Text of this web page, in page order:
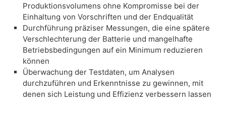
Produktionsvolumens ohne Kompromisse bei der
Einhaltung von Vorschriften und der Endqualität
Durchführung präziser Messungen, die eine spätere
Verschlechterung der Batterie und mangelhafte
Betriebsbedingungen auf ein Minimum reduzieren
können
Überwachung der Testdaten, um Analysen
durchzuführen und Erkenntnisse zu gewinnen, mit
denen sich Leistung und Effizienz verbessern lassen